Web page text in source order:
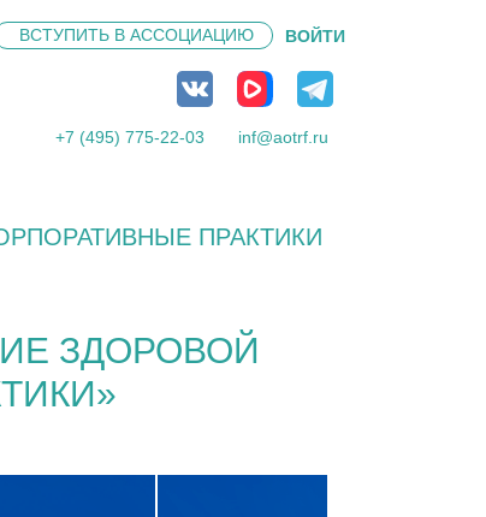
ВСТУПИТЬ В АССОЦИАЦИЮ ВОЙТИ
+7 (495) 775-22-03 inf@aotrf.ru
ПРАКТИКИ
ЗДОРОВОЙ